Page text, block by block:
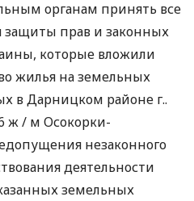
органам принять все
прав и законных
которые вложили
жилья на земельных
в Дарницком районе г..
ж / м Осокорки-
незаконного
деятельности
земельных